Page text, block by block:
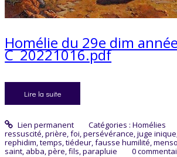
Homélie du 29e dim année
C_20221016.pdf
Lire la suite
Lien permanent Catégories : Homélies
ressuscité ,prière ,foi ,persévérance ,juge inique
rephidim ,temps ,tiédeur ,fausse humilité ,
saint abba ,père ,fils ,parapluie 0